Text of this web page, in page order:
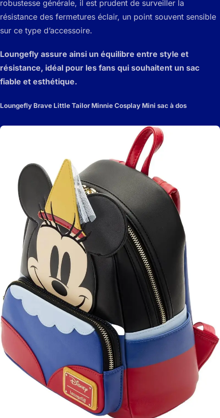
robustesse générale, il est prudent de surveiller la
résistance des fermetures éclair, un point souvent sensible
sur ce type d’accessoire.
Loungefly assure ainsi un équilibre entre style et
résistance, idéal pour les fans qui souhaitent un sac
fiable et esthétique.
Loungefly Brave Little Tailor Minnie Cosplay Mini sac à dos